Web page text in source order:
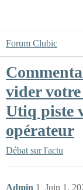
Forum Clubic
vider
Utiq piste
opérateur
Débat sur l'actu
Admin Juin 1,
1